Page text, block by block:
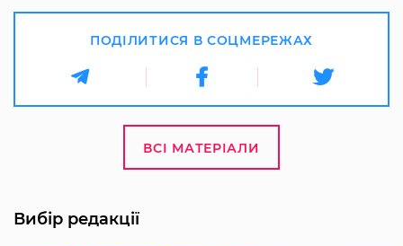
ПОДІЛИТИСЯ В СОЦМЕРЕЖАХ
ВСІ МАТЕРІАЛИ
Вибір редакції